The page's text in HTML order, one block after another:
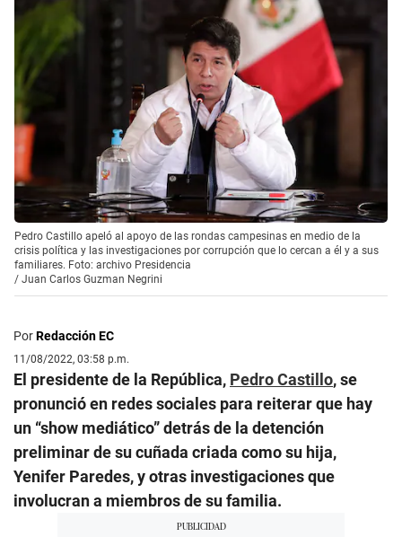
Pedro Castillo apeló al apoyo de las rondas campesinas en medio de la
crisis política y las investigaciones por corrupción que lo cercan a él y a sus
familiares. Foto: archivo Presidencia
/ Juan Carlos Guzman Negrini
PorRedacción EC
11/08/2022, 03:58 p.m.
El presidente de la República, Pedro Castillo, se
pronunció en redes sociales para reiterar que hay
un “show mediático” detrás de la detención
preliminar de su cuñada criada como su hija,
Yenifer Paredes, y otras investigaciones que
involucran a miembros de su familia.